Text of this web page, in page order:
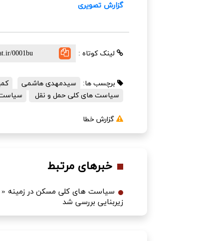
گزارش تصویری
لینک کوتاه :
برچسب ها: سیدمهدی هاشمی
سیاست های کلی حمل و نقل
گزارش خطا
خبرهای مرتبط
سیاست های کلی مسکن در زمینه «
زیربنایی بررسی شد